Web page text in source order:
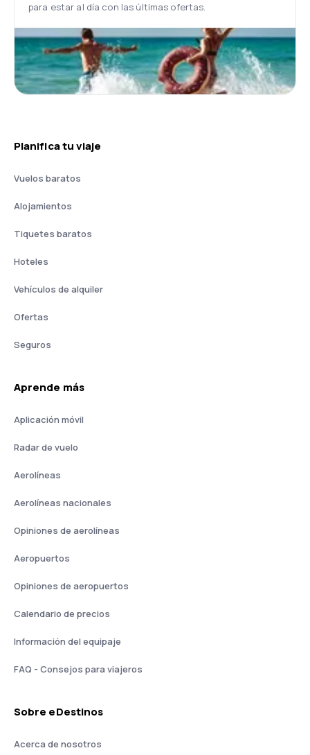
para estar al día con las últimas ofertas.
Planifica tu viaje
Vuelos baratos
Alojamientos
Tiquetes baratos
Hoteles
Vehículos de alquiler
Ofertas
Seguros
Aprende más
Aplicación móvil
Radar de vuelo
Aerolíneas
Aerolíneas nacionales
Opiniones de aerolíneas
Aeropuertos
Opiniones de aeropuertos
Calendario de precios
Información del equipaje
FAQ - Consejos para viajeros
Sobre eDestinos
Acerca de nosotros